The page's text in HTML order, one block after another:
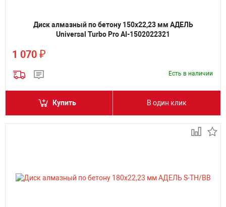
Диск алмазный по бетону 150х22,23 мм АДЕЛЬ
Universal Turbo Pro AI-1502022321
1 070 ₽
Есть в наличии
Купить В один клик